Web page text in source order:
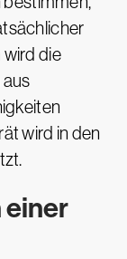
wird die
wird in den
einer